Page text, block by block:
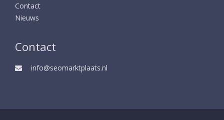
Contact
Nieuws
Contact
info@seomarktplaats.nl